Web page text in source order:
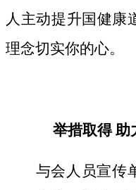
人主动提升国健康
理念切实你的心。
举措取得 助
与会人员宣传